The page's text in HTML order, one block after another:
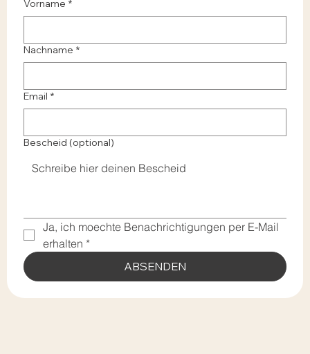
Vorname *
Nachname *
Email *
Bescheid (optional)
Ja, ich moechte Benachrichtigungen per E-Mail
erhalten *
ABSENDEN